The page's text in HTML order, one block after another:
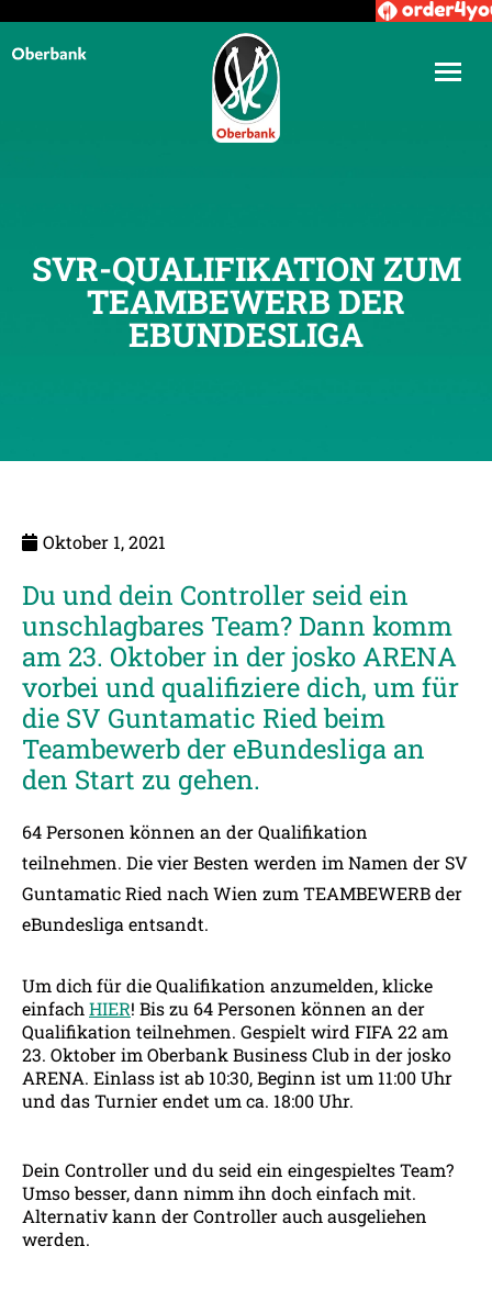
SVR-QUALIFIKATION ZUM
TEAMBEWERB DER
EBUNDESLIGA
Oktober 1, 2021
Du und dein Controller seid ein
unschlagbares Team? Dann komm
am 23. Oktober in der josko ARENA
vorbei und qualifiziere dich, um für
die SV Guntamatic Ried beim
Teambewerb der eBundesliga an
den Start zu gehen.
64 Personen können an der Qualifikation
teilnehmen. Die vier Besten werden im Namen der SV
Guntamatic Ried nach Wien zum TEAMBEWERB der
eBundesliga entsandt.
Um dich für die Qualifikation anzumelden, klicke
einfach HIER! Bis zu 64 Personen können an der
Qualifikation teilnehmen. Gespielt wird FIFA 22 am
23. Oktober im Oberbank Business Club in der josko
ARENA. Einlass ist ab 10:30, Beginn ist um 11:00 Uhr
und das Turnier endet um ca. 18:00 Uhr.
Dein Controller und du seid ein eingespieltes Team?
Umso besser, dann nimm ihn doch einfach mit.
Alternativ kann der Controller auch ausgeliehen
werden.